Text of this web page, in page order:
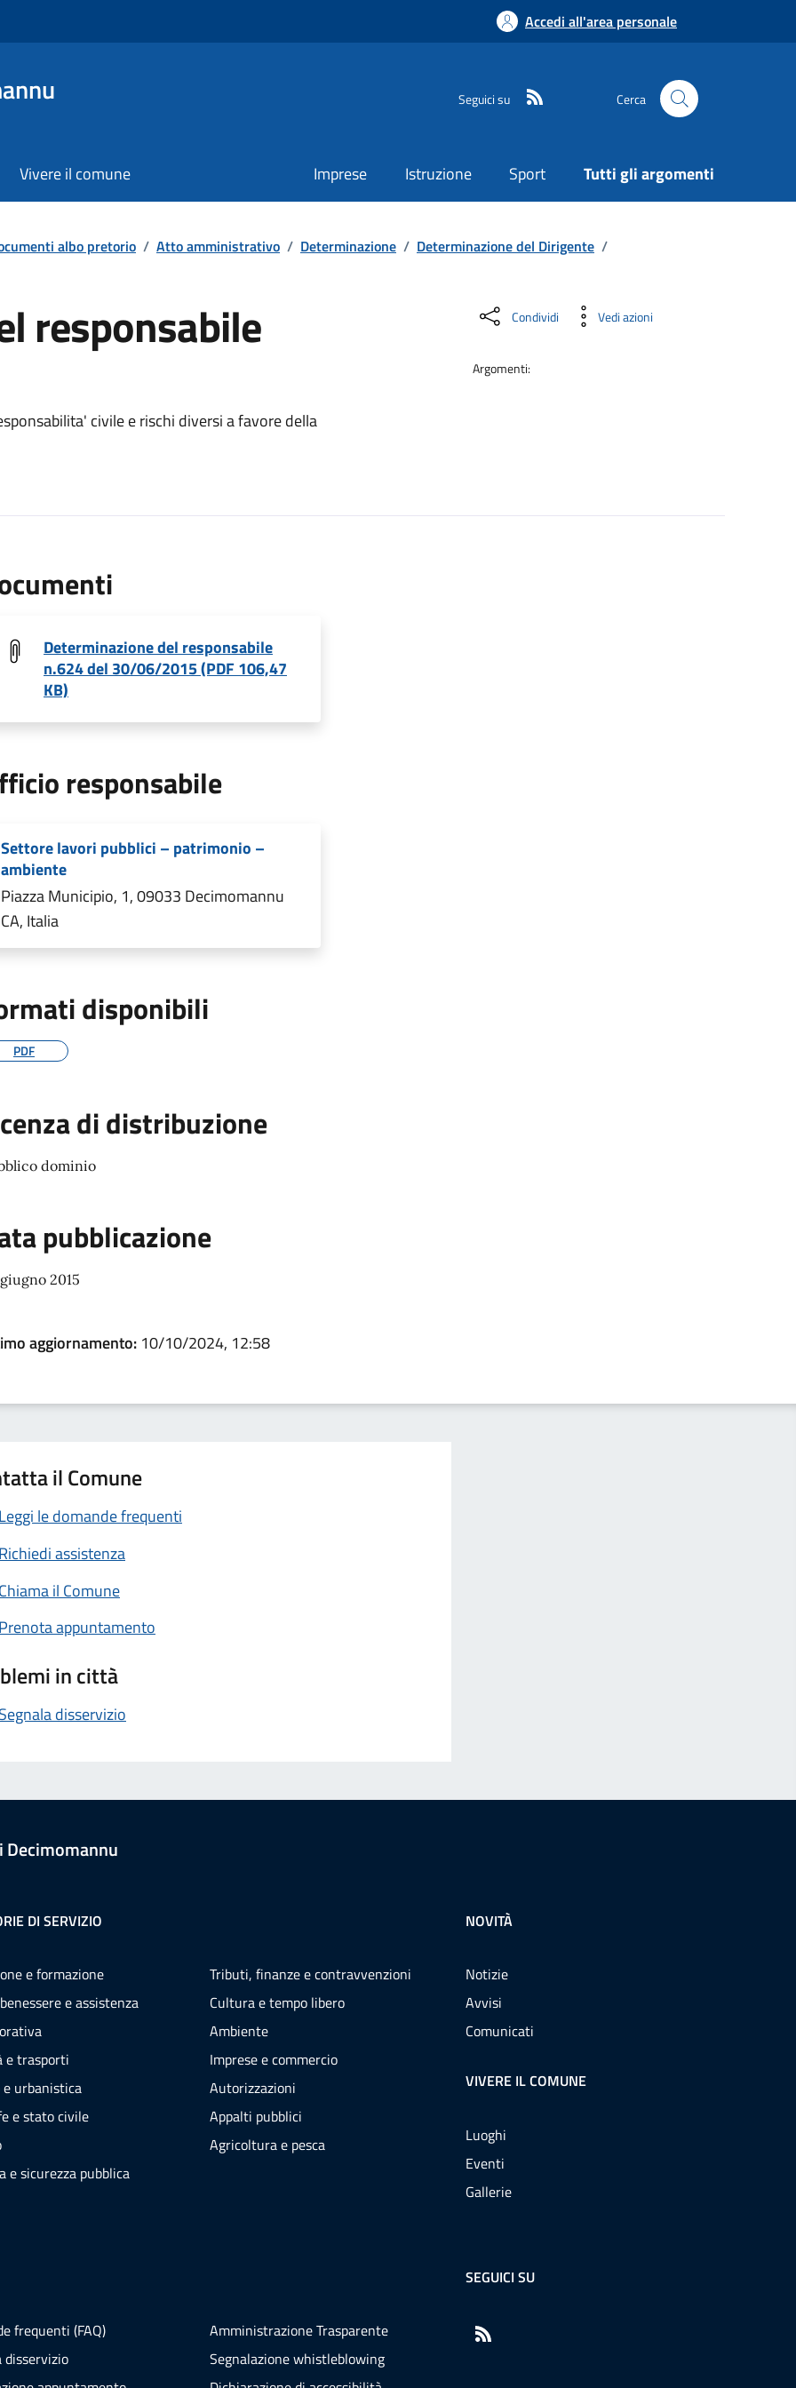
Accedi all'area personale
Seguici su Cerca
Vivere il comune Imprese Istruzione Sport Tutti gli argomenti
albo pretorio / Atto amministrativo / Determinazione / Determinazione del Dirigente /
responsabile
civile e rischi diversi a favore della
Condividi Vedi azioni
Argomenti:
Determinazione del responsabile
n.624 del 30/06/2015 (PDF 106,47
KB)
responsabile
Settore lavori pubblici – patrimonio –
ambiente
Piazza Municipio, 1, 09033 Decimomannu
CA, Italia
disponibili
PDF
di distribuzione
dominio
pubblicazione
2015
aggiornamento: 10/10/2024, 12:58
il Comune
Leggi le domande frequenti
Richiedi assistenza
Chiama il Comune
Prenota appuntamento
in città
Segnala disservizio
Decimomannu
DI SERVIZIO
e formazione
e assistenza
e trasporti
e urbanistica
e stato civile
e sicurezza pubblica
Tributi, finanze e contravvenzioni
Cultura e tempo libero
Ambiente
Imprese e commercio
Autorizzazioni
Appalti pubblici
Agricoltura e pesca
NOVITÀ
Notizie
Avvisi
Comunicati
VIVERE IL COMUNE
Luoghi
Eventi
Gallerie
frequenti (FAQ)
disservizio
Amministrazione Trasparente
Segnalazione whistleblowing
SEGUICI SU